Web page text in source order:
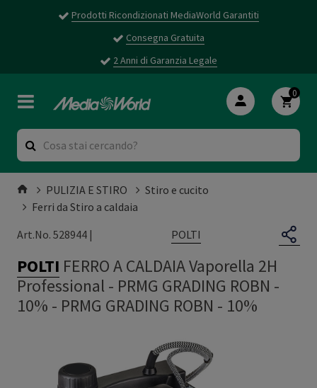
Prodotti Ricondizionati MediaWorld Garantiti
Consegna Gratuita
2 Anni di Garanzia Legale
0
PULIZIA E STIRO
Stiro e cucito
Ferri da Stiro a caldaia
Art.No. 528944 |
POLTI
POLTI FERRO A CALDAIA Vaporella 2H
Professional - PRMG GRADING ROBN -
10% - PRMG GRADING ROBN - 10%